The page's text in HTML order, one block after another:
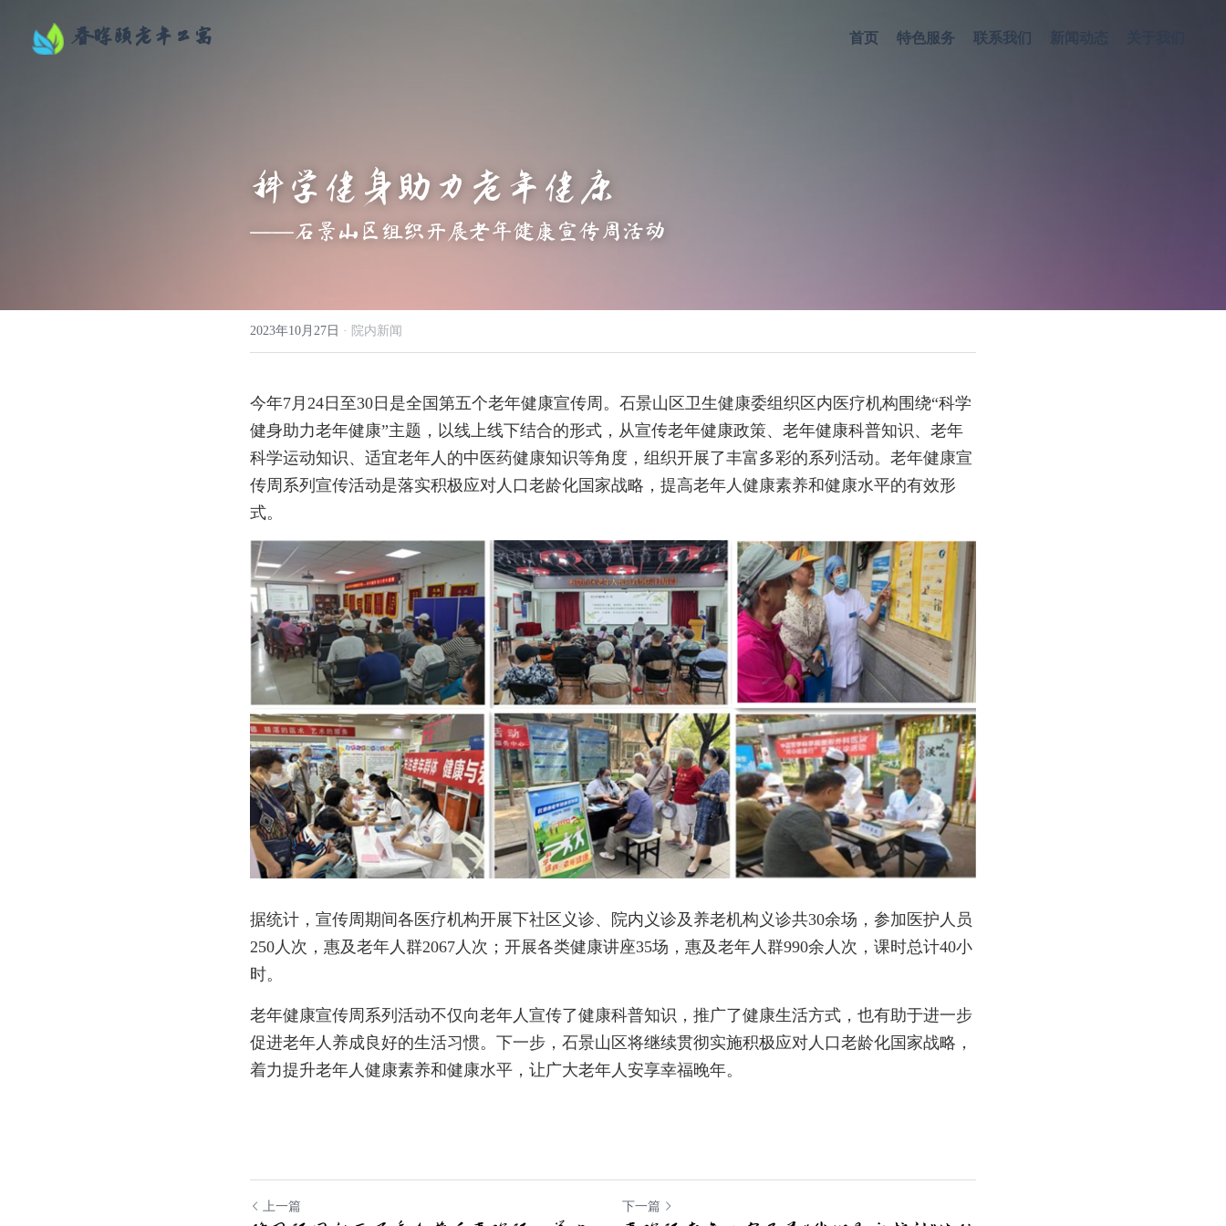
春晖颐老年公寓 首页 特色服务 联系我们 新闻动态
科学健身助力老年健康
——石景山区组织开展老年健康宣传周活动
2023年10月27日 · 院内新闻
今年7月24日至30日是全国第五个老年健康宣传周。石景山区卫生健康委组织区内医疗机构围绕“科学
健身助力老年健康”主题，以线上线下结合的形式，从宣传老年健康政策、老年健康科普知识、老年
科学运动知识、适宜老年人的中医药健康知识等角度，组织开展了丰富多彩的系列活动。老年健康宣
传周系列宣传活动是落实积极应对人口老龄化国家战略，提高老年人健康素养和健康水平的有效形
式。
据统计，宣传周期间各医疗机构开展下社区义诊、院内义诊及养老机构义诊共30余场，参加医护人员
250人次，惠及老年人群2067人次；开展各类健康讲座35场，惠及老年人群990余人次，课时总计40小
时。
老年健康宣传周系列活动不仅向老年人宣传了健康科普知识，推广了健康生活方式，也有助于进一步
促进老年人养成良好的生活习惯。下一步，石景山区将继续贯彻实施积极应对人口老龄化国家战略，
着力提升老年人健康素养和健康水平，让广大老年人安享幸福晚年。
上一篇 下一篇